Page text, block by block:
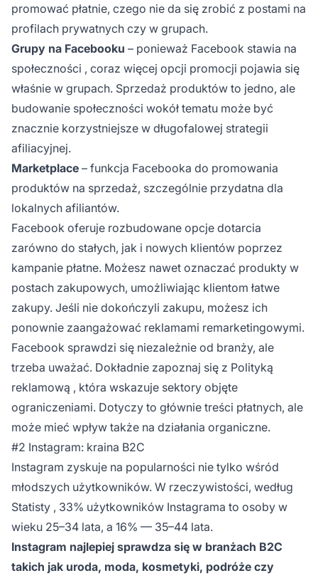
promować płatnie, czego nie da się zrobić z postami na
profilach prywatnych czy w grupach.
Grupy na Facebooku – ponieważ Facebook stawia na
społeczności , coraz więcej opcji promocji pojawia się
właśnie w grupach. Sprzedaż produktów to jedno, ale
budowanie społeczności wokół tematu może być
znacznie korzystniejsze w długofalowej strategii
afiliacyjnej.
Marketplace – funkcja Facebooka do promowania
produktów na sprzedaż, szczególnie przydatna dla
lokalnych afiliantów.
Facebook oferuje rozbudowane opcje dotarcia
zarówno do stałych, jak i nowych klientów poprzez
kampanie płatne. Możesz nawet oznaczać produkty w
postach zakupowych, umożliwiając klientom łatwe
zakupy. Jeśli nie dokończyli zakupu, możesz ich
ponownie zaangażować reklamami remarketingowymi.
Facebook sprawdzi się niezależnie od branży, ale
trzeba uważać. Dokładnie zapoznaj się z Polityką
reklamową , która wskazuje sektory objęte
ograniczeniami. Dotyczy to głównie treści płatnych, ale
może mieć wpływ także na działania organiczne.
#2 Instagram: kraina B2C
Instagram zyskuje na popularności nie tylko wśród
młodszych użytkowników. W rzeczywistości, według
Statisty , 33% użytkowników Instagrama to osoby w
wieku 25–34 lata, a 16% — 35–44 lata.
Instagram najlepiej sprawdza się w branżach B2C
takich jak uroda, moda, kosmetyki, podróże czy